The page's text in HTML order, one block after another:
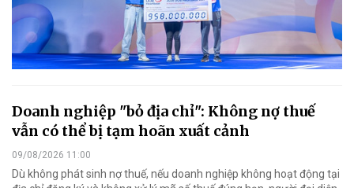
Doanh nghiệp "bỏ địa chỉ": Không nợ thuế
vẫn có thể bị tạm hoãn xuất cảnh
09/08/2026 11:00
Dù không phát sinh nợ thuế, nếu doanh nghiệp không hoạt động tại